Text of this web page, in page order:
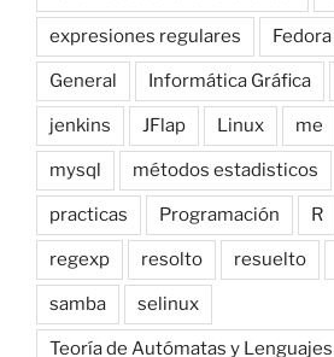
expresiones regulares Fedora
General Informática Gráfica
jenkins JFlap Linux me
mysql métodos estadisticos
practicas Programación R
regexp resolto resuelto
samba selinux
Teoría de Autómatas y